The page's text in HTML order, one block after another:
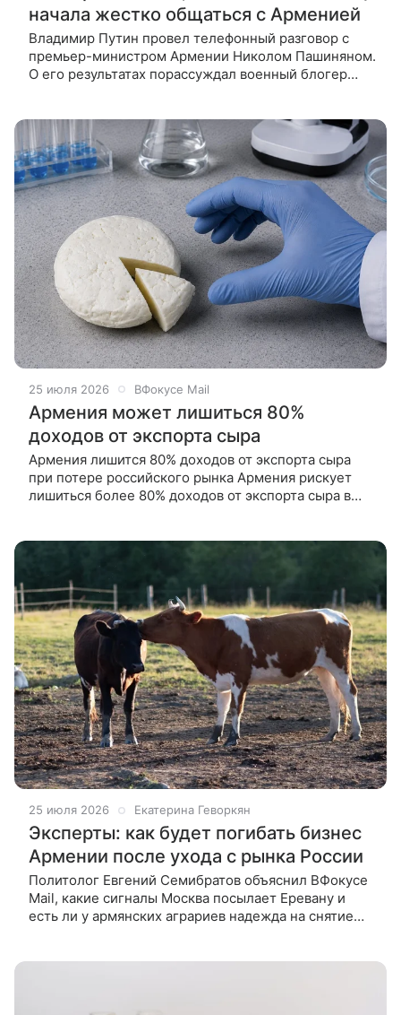
начала жестко общаться с Арменией
Владимир Путин провел телефонный разговор с
премьер-министром Армении Николом Пашиняном.
О его результатах порассуждал военный блогер
25 июля 2026 ВФокусе Mail
Армения может лишиться 80%
доходов от экспорта сыра
Армения лишится 80% доходов от экспорта сыра
при потере российского рынка Армения рискует
лишиться более 80% доходов от экспорта сыра в
25 июля 2026 Екатерина Геворкян
Эксперты: как будет погибать бизнес
Армении после ухода с рынка России
Политолог Евгений Семибратов объяснил ВФокусе
Mail, какие сигналы Москва посылает Еревану и
есть ли у армянских аграриев надежда на снятие